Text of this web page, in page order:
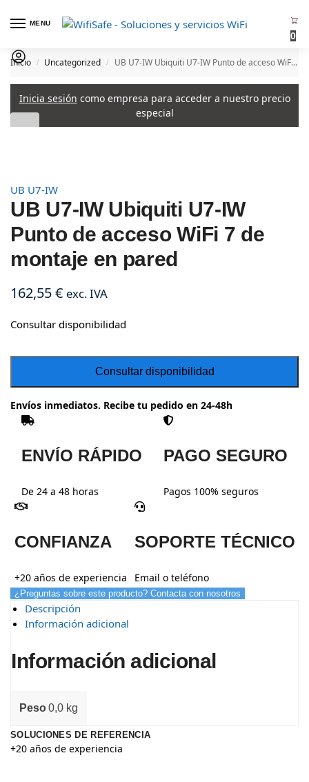
MENU
0
Inicio / Uncategorized / UB U7-IW Ubiquiti U7-IW Punto de acceso WiFi 7 de montaje en pared
Inicia sesión como empresa para acceder a nuestro precio
especial
UB U7-IW
UB U7-IW Ubiquiti U7-IW
Punto de acceso WiFi 7 de
montaje en pared
162,55€ exc. IVA
Consultar disponibilidad
Envíos inmediatos. Recibe tu pedido en 24-48h
ENVÍO RÁPIDO
De 24 a 48 horas
PAGO SEGURO
Pagos 100% seguros
CONFIANZA
+20 años de experiencia
SOPORTE TÉCNICO
Email o teléfono
¿Preguntas sobre este producto? Contacta con nosotros
Descripción
Información adicional
Información adicional
Peso0,0 kg
SOLUCIONES DE REFERENCIA
+20 años de experiencia